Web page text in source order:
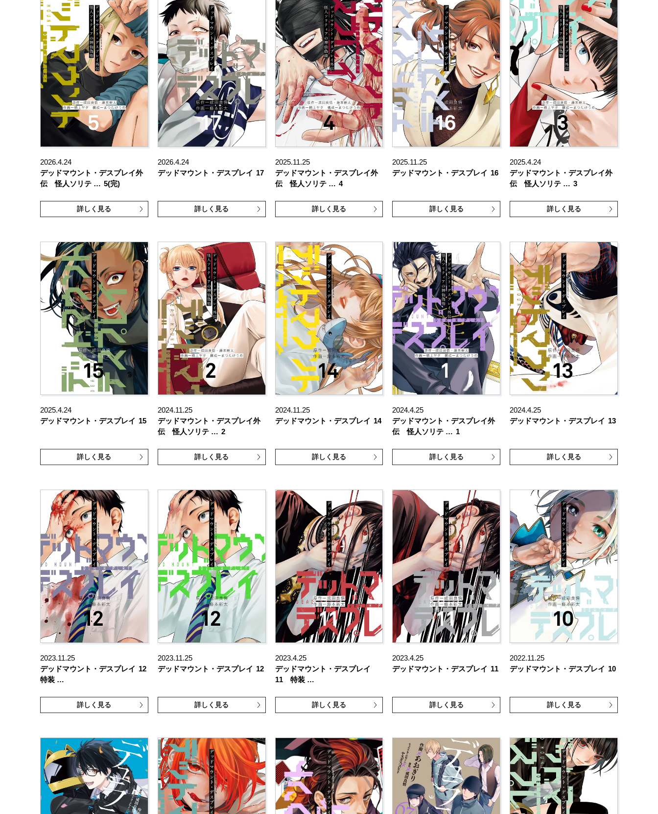
2026.4.24
デッドマウント・デスプレイ外
伝 怪人ソリテ … 5(完)
詳しく見る
2026.4.24
デッドマウント・デスプレイ 17
詳しく見る
2025.11.25
デッドマウント・デスプレイ外
伝 怪人ソリテ … 4
詳しく見る
2025.11.25
デッドマウント・デスプレイ 16
詳しく見る
2025.4.24
デッドマウント・デスプレイ外
伝 怪人ソリテ … 3
詳しく見る
2025.4.24
デッドマウント・デスプレイ 15
詳しく見る
2024.11.25
デッドマウント・デスプレイ外
伝 怪人ソリテ … 2
詳しく見る
2024.11.25
デッドマウント・デスプレイ 14
詳しく見る
2024.4.25
デッドマウント・デスプレイ外
伝 怪人ソリテ … 1
詳しく見る
2024.4.25
デッドマウント・デスプレイ 13
詳しく見る
2023.11.25
デッドマウント・デスプレイ 12
特装 …
詳しく見る
2023.11.25
デッドマウント・デスプレイ 12
詳しく見る
2023.4.25
デッドマウント・デスプレイ
11 特装 …
詳しく見る
2023.4.25
デッドマウント・デスプレイ 11
詳しく見る
2022.11.25
デッドマウント・デスプレイ 10
詳しく見る